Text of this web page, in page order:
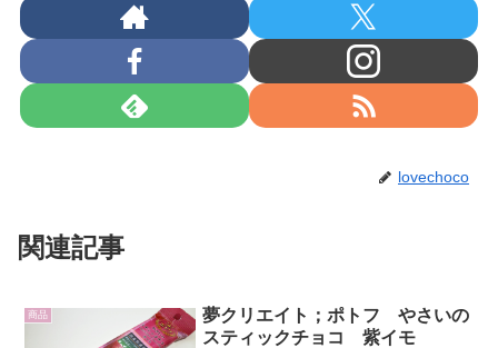
lovechoco
関連記事
商品
夢クリエイト；ポトフ やさいの
スティックチョコ 紫イモ